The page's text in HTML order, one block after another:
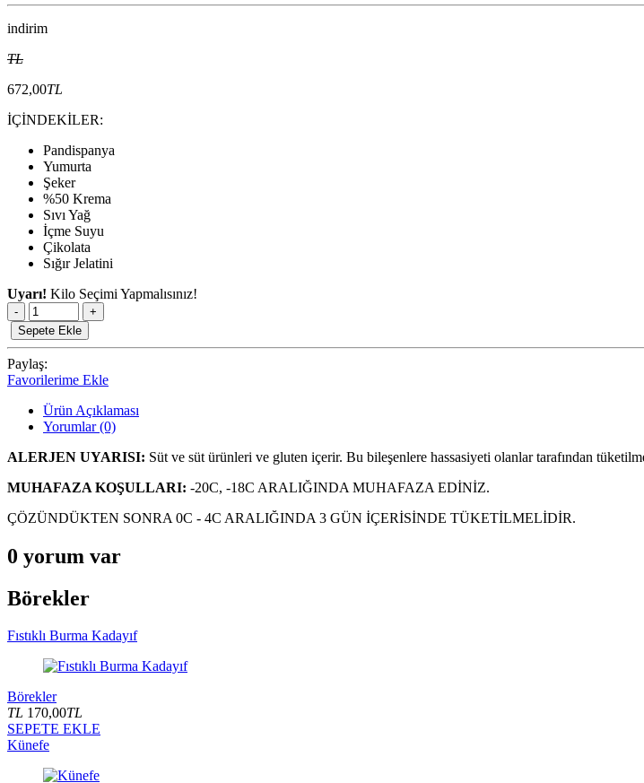
indirim
TL
672,00TL
İÇİNDEKİLER:
Pandispanya
Yumurta
Şeker
%50 Krema
Sıvı Yağ
İçme Suyu
Çikolata
Sığır Jelatini
Uyarı! Kilo Seçimi Yapmalısınız!
-
+
Sepete Ekle
Paylaş:
Favorilerime Ekle
Ürün Açıklaması
Yorumlar (0)
ALERJEN UYARISI: Süt ve süt ürünleri ve gluten içerir. Bu bileşenlere hassasiyeti olanlar tarafından
MUHAFAZA KOŞULLARI: -20C, -18C ARALIĞINDA MUHAFAZA EDİNİZ.
ÇÖZÜNDÜKTEN SONRA 0C - 4C ARALIĞINDA 3 GÜN İÇERİSİNDE TÜKETİLMELİDİR.
0 yorum var
Börekler
Fıstıklı Burma Kadayıf
Börekler
TL 170,00TL
SEPETE EKLE
Künefe